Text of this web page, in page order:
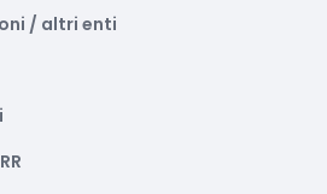
/ altri enti